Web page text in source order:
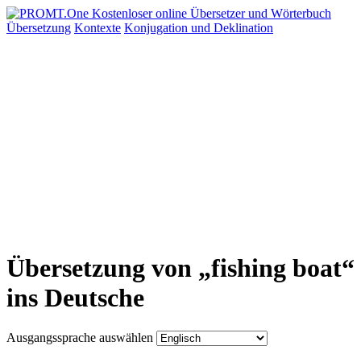
Übersetzung Kontexte Konjugation und Deklination
Übersetzung von „fishing boat“
ins Deutsche
Ausgangssprache auswählen